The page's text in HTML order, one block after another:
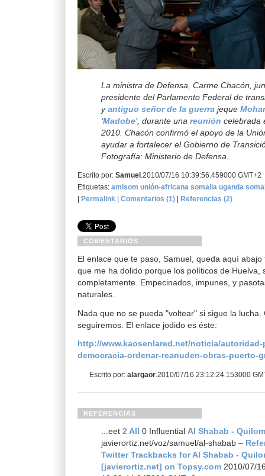
La ministra de Defensa, Carme Chacón,
presidente del Parlamento Federal de
y antiguo señor de la guerra jeque
'Madobe', durante una reunión celebrada
2010. Chacón confirmó el apoyo de la
ayudar a fortalecer el Gobierno de
Fotografía: Ministerio de Defensa.
Escrito por: Samuel .2010/07/16 10:39:56.459000 GMT+2
Etiquetas: amisom unión-africana somalia uganda
Permalink Comentarios (1) Referencias (2)
COMENTARIOS
El enlace que te paso, Samuel, queda aquí
que me ha dolido porque los políticos de Huelva,
completamente. Empecinados, impunes, y
naturales.
Nada que no se pueda "voltear" si sigue la
seguiremos. El enlace jodido es éste:
http://www.kaosenlared.net/noticia/
democracia-ordenar-reanuden-obras-puerto-
Escrito por: alargaor .2010/07/16 23:12:24.153000
REFERENCIAS
...eet 2 All 0 Influential Al Shabab -
javierortiz.net/voz/samuel/al-shabab –
Twitter Trackbacks for Al Shabab -
[javierortiz.net] on Topsy.com 2010/07/